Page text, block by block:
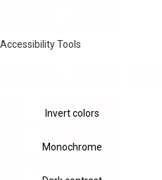
Accessibility Tools
Invert colors
Monochrome